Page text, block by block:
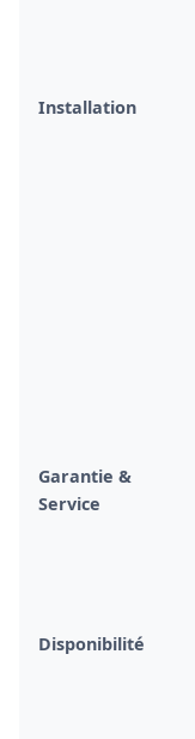
Installation
Garantie &
Service
Disponibilité